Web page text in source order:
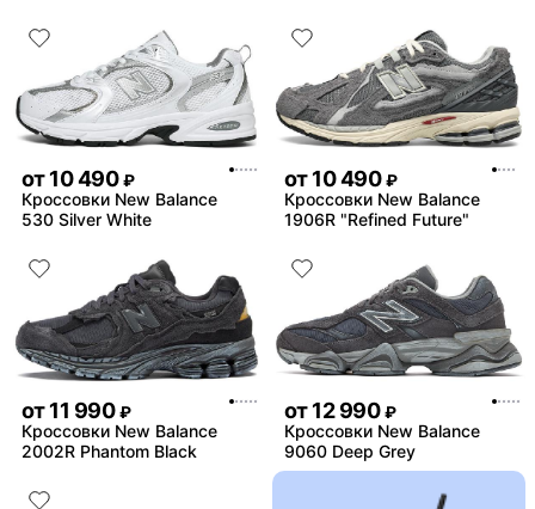
от10 490 ₽
Кроссовки New Balance
530 Silver White
от10 490 ₽
Кроссовки New Balance
1906R "Refined Future"
от11 990 ₽
Кроссовки New Balance
2002R Phantom Black
от12 990 ₽
Кроссовки New Balance
9060 Deep Grey